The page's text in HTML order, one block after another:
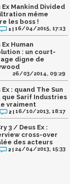
Ex Mankind Divided
même
les boss !
1 |16/04/2015, 17:13
Ex Human
: un court-
digne de
26/03/2014, 09:29
Ex : quand The Sun
Sarif Industries
vraiment
2 |16/10/2013, 18:17
3 / Deus Ex :
cross-over
des acteurs
2 | 24/04/2013, 15:33